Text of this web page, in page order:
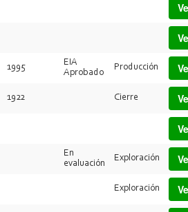
1995
EIA
Aprobado
Producción
1922 Cierre
En
evaluación
Exploración
Exploración